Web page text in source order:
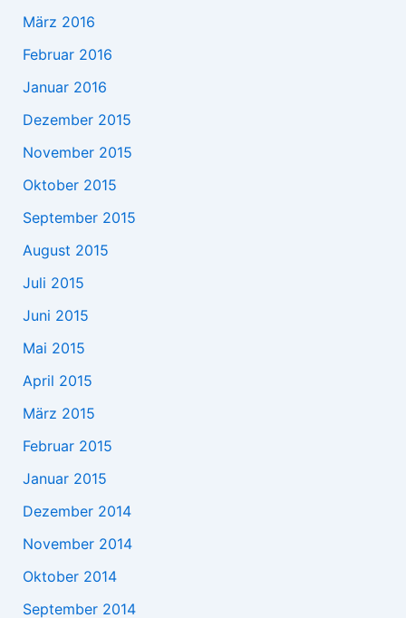
März 2016
Februar 2016
Januar 2016
Dezember 2015
November 2015
Oktober 2015
September 2015
August 2015
Juli 2015
Juni 2015
Mai 2015
April 2015
März 2015
Februar 2015
Januar 2015
Dezember 2014
November 2014
Oktober 2014
September 2014